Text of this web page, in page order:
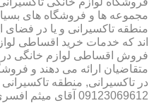
مجموعه ها و فروشگاه های
منطقه تاکسیرانی و یا در فضای
اند که خدمات خرید اقساطی
فروش اقساطی لوازم خانگی در
متقاضیان ارائه می دهند و
در تاکسیرانی, منطقه
09123069612 آقای میثم افسری